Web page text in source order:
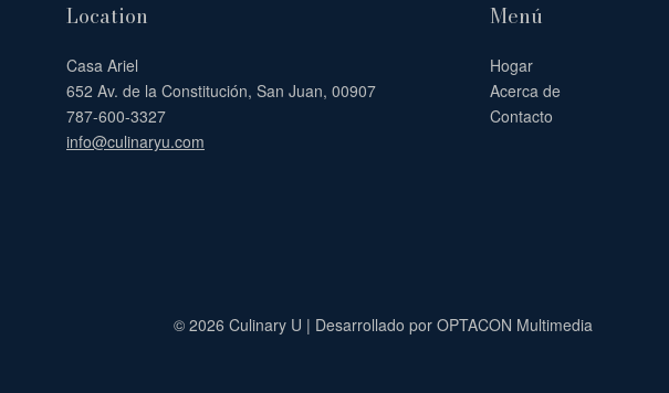
Casa Ariel
652 Av. de la Constitución, San Juan, 00907
787-600-3327
info@culinaryu.com
Location
Hogar
Acerca de
Contacto
Menú
© 2026 Culinary U | Desarrollado por OPTACON Multimedia